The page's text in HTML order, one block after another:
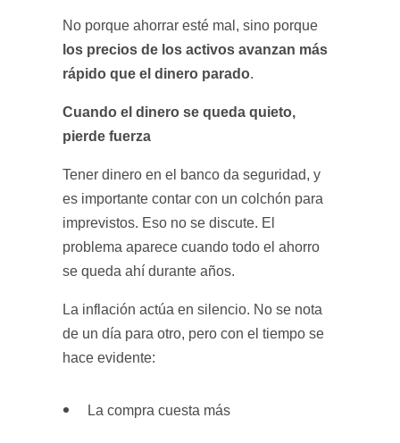
No porque ahorrar esté mal, sino porque
los precios de los activos avanzan más
rápido que el dinero parado.
Cuando el dinero se queda quieto,
pierde fuerza
Tener dinero en el banco da seguridad, y
es importante contar con un colchón para
imprevistos. Eso no se discute. El
problema aparece cuando todo el ahorro
se queda ahí durante años.
La inflación actúa en silencio. No se nota
de un día para otro, pero con el tiempo se
hace evidente:
La compra cuesta más